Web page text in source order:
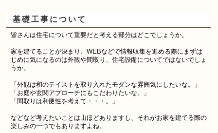
基礎工事について
皆さんは住宅について重要だと考える部分はどこでしょうか。
家を建てることが決まり、 WEBなどで情報収集を進める際にまずは
じめに気になるのは外観や間取り、住宅設備についてではないでしょ
うか。
「 外観は和のテイストを取り入れたモダンな雰囲気にしたいな。
」
「 お庭や玄関アプローチにもこだわりたいな。
」
「 間取りは利便性を考えて・・・。 」
などなど考えたいことは山ほどありますし、それがお家を建てる際の
楽しみの一つでもありますよね。